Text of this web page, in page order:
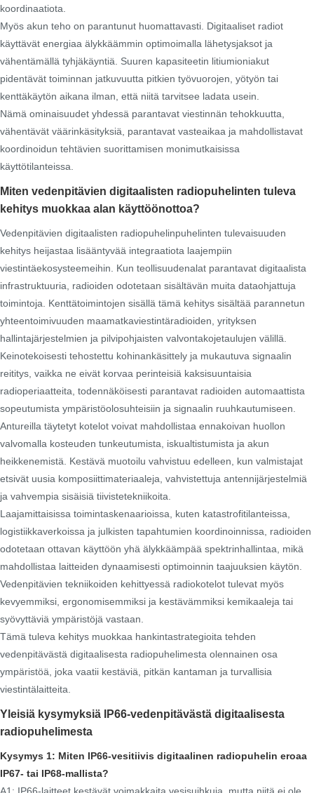
koordinaatiota.
Myös akun teho on parantunut huomattavasti. Digitaaliset radiot
käyttävät energiaa älykkäämmin optimoimalla lähetysjaksot ja
vähentämällä tyhjäkäyntiä. Suuren kapasiteetin litiumioniakut
pidentävät toiminnan jatkuvuutta pitkien työvuorojen, yötyön tai
kenttäkäytön aikana ilman, että niitä tarvitsee ladata usein.
Nämä ominaisuudet yhdessä parantavat viestinnän tehokkuutta,
vähentävät väärinkäsityksiä, parantavat vasteaikaa ja mahdollistavat
koordinoidun tehtävien suorittamisen monimutkaisissa
käyttötilanteissa.
Miten vedenpitävien digitaalisten radiopuhelinten tuleva
kehitys muokkaa alan käyttöönottoa?
Vedenpitävien digitaalisten radiopuhelinpuhelinten tulevaisuuden
kehitys heijastaa lisääntyvää integraatiota laajempiin
viestintäekosysteemeihin. Kun teollisuudenalat parantavat digitaalista
infrastruktuuria, radioiden odotetaan sisältävän muita dataohjattuja
toimintoja. Kenttätoimintojen sisällä tämä kehitys sisältää parannetun
yhteentoimivuuden maamatkaviestintäradioiden, yrityksen
hallintajärjestelmien ja pilvipohjaisten valvontakojetaulujen välillä.
Keinotekoisesti tehostettu kohinankäsittely ja mukautuva signaalin
reititys, vaikka ne eivät korvaa perinteisiä kaksisuuntaisia ​​
radioperiaatteita, todennäköisesti parantavat radioiden automaattista
sopeutumista ympäristöolosuhteisiin ja signaalin ruuhkautumiseen.
Antureilla täytetyt kotelot voivat mahdollistaa ennakoivan huollon
valvomalla kosteuden tunkeutumista, iskualtistumista ja akun
heikkenemistä. Kestävä muotoilu vahvistuu edelleen, kun valmistajat
etsivät uusia komposiittimateriaaleja, vahvistettuja antennijärjestelmiä
ja vahvempia sisäisiä tiivistetekniikoita.
Laajamittaisissa toimintaskenaarioissa, kuten katastrofitilanteissa,
logistiikkaverkoissa ja julkisten tapahtumien koordinoinnissa, radioiden
odotetaan ottavan käyttöön yhä älykkäämpää spektrinhallintaa, mikä
mahdollistaa laitteiden dynaamisesti optimoinnin taajuuksien käytön.
Vedenpitävien tekniikoiden kehittyessä radiokotelot tulevat myös
kevyemmiksi, ergonomisemmiksi ja kestävämmiksi kemikaaleja tai
syövyttäviä ympäristöjä vastaan.
Tämä tuleva kehitys muokkaa hankintastrategioita tehden
vedenpitävästä digitaalisesta radiopuhelimesta olennainen osa
ympäristöä, joka vaatii kestäviä, pitkän kantaman ja turvallisia
viestintälaitteita.
Yleisiä kysymyksiä IP66-vedenpitävästä digitaalisesta
radiopuhelimesta
Kysymys 1: Miten IP66-vesitiivis digitaalinen radiopuhelin eroaa
IP67- tai IP68-mallista?
A1: IP66-laitteet kestävät voimakkaita vesisuihkuja, mutta niitä ei ole